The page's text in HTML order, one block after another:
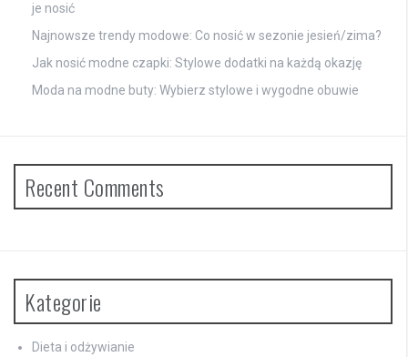
je nosić
Najnowsze trendy modowe: Co nosić w sezonie jesień/zima?
Jak nosić modne czapki: Stylowe dodatki na każdą okazję
Moda na modne buty: Wybierz stylowe i wygodne obuwie
Recent Comments
Kategorie
Dieta i odżywianie